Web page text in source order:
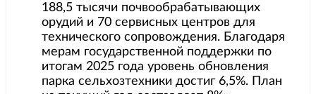
188,5 тысячи почвообрабатывающих
орудий и 70 сервисных центров для
технического сопровождения. Благодаря
мерам государственной поддержки по
итогам 2025 года уровень обновления
парка сельхозтехники достиг 6,5%. План